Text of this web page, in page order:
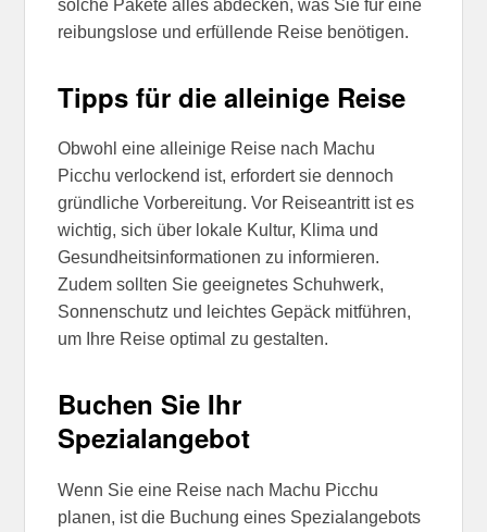
solche Pakete alles abdecken, was Sie für eine
reibungslose und erfüllende Reise benötigen.
Tipps für die alleinige Reise
Obwohl eine alleinige Reise nach Machu
Picchu verlockend ist, erfordert sie dennoch
gründliche Vorbereitung. Vor Reiseantritt ist es
wichtig, sich über lokale Kultur, Klima und
Gesundheitsinformationen zu informieren.
Zudem sollten Sie geeignetes Schuhwerk,
Sonnenschutz und leichtes Gepäck mitführen,
um Ihre Reise optimal zu gestalten.
Buchen Sie Ihr
Spezialangebot
Wenn Sie eine Reise nach Machu Picchu
planen, ist die Buchung eines Spezialangebots